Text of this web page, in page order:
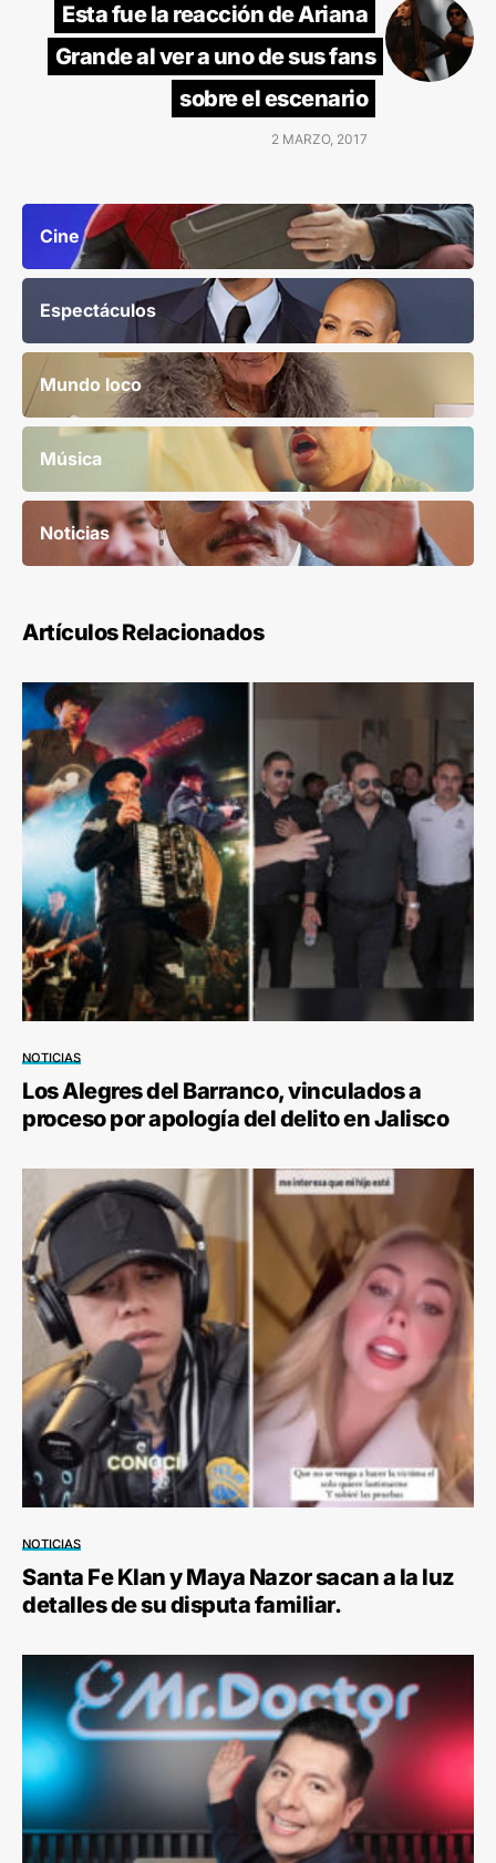
Esta fue la reacción de Ariana
Grande al ver a uno de sus fans
sobre el escenario
2 MARZO, 2017
Cine
Espectáculos
Mundo loco
Música
Noticias
Artículos Relacionados
NOTICIAS
Los Alegres del Barranco, vinculados a
proceso por apología del delito en Jalisco
NOTICIAS
Santa Fe Klan y Maya Nazor sacan a la luz
detalles de su disputa familiar.